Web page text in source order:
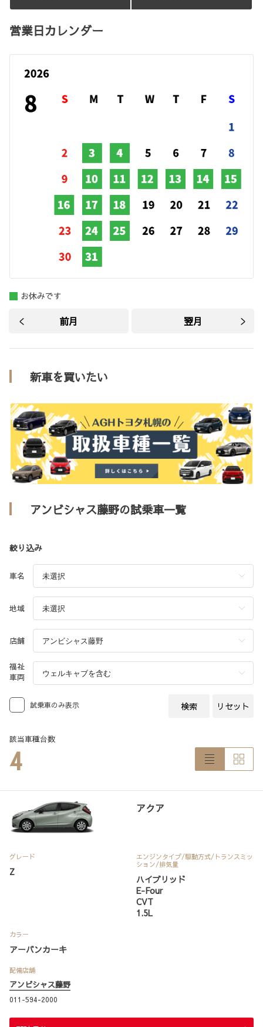
営業日カレンダー
前月 翌月
お休みです
新車を買いたい
アンビシャス藤野の試乗車一覧
絞り込み
車名
地域
店舗
福祉
車両
試乗車のみ表示 検索 リセット
該当車種台数
4
アクア
グレード
Z
エンジンタイプ/駆動方式/ トランスミッ
ション/排気量
ハイブリッド
E-Four
CVT
1.5L
カラー
アーバンカーキ
配備店舗
アンビシャス藤野
011-594-2000